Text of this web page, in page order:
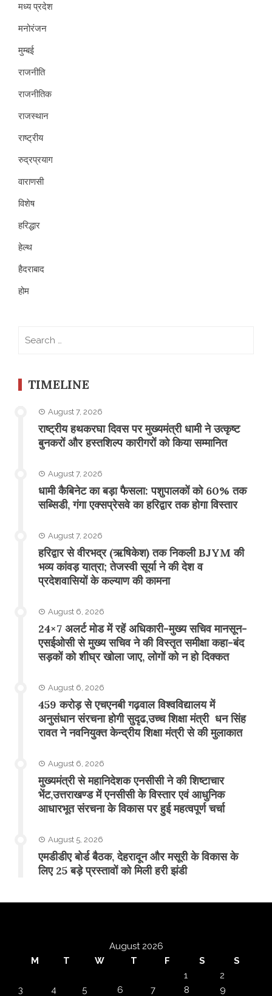
मध्य प्रदेश
मनोरंजन
मुम्बई
राजनीति
राजनीतिक
राजस्थान
राष्ट्रीय
रुद्रप्रयाग
वाराणसी
विशेष
हरिद्धार
हेल्थ
हैदराबाद
होम
TIMELINE
August 7, 2026
राष्ट्रीय हथकरघा दिवस पर मुख्यमंत्री धामी ने उत्कृष्ट
बुनकरों और हस्तशिल्प कारीगरों को किया सम्मानित
August 7, 2026
​धामी कैबिनेट का बड़ा फैसला: पशुपालकों को 60% तक
सब्सिडी, गंगा एक्सप्रेसवे का हरिद्वार तक होगा विस्तार
August 7, 2026
​हरिद्वार से वीरभद्र (ऋषिकेश) तक निकली BJYM की
भव्य कांवड़ यात्रा; तेजस्वी सूर्या ने की देश व
प्रदेशवासियों के कल्याण की कामना
August 6, 2026
24×7 अलर्ट मोड में रहें अधिकारी-मुख्य सचिव मानसून-
एसईओसी से मुख्य सचिव ने की विस्तृत समीक्षा कहा-बंद
सड़कों को शीघ्र खोला जाए, लोगों को न हो दिक्कत
August 6, 2026
459 करोड़ से एचएनबी गढ़वाल विश्वविद्यालय में
अनुसंधान संरचना होगी सुदृढ,उच्च शिक्षा मंत्री धन सिंह
रावत ने नवनियुक्त केन्द्रीय शिक्षा मंत्री से की मुलाकात
August 6, 2026
मुख्यमंत्री से महानिदेशक एनसीसी ने की शिष्टाचार
भेंट,उत्तराखण्ड में एनसीसी के विस्तार एवं आधुनिक
आधारभूत संरचना के विकास पर हुई महत्वपूर्ण चर्चा
August 5, 2026
एमडीडीए बोर्ड बैठक, देहरादून और मसूरी के विकास के
लिए 25 बड़े प्रस्तावों को मिली हरी झंडी
August 2026
M
T W T F S
S
1
2
3
4 5 6 7 8
9